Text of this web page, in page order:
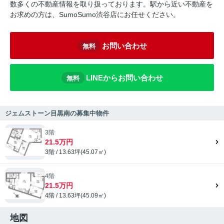
数多くの不動産情報を取り扱っております。駅から近い不動産を
お求めの方は、SumoSumo渋谷店にお任せください。
無料 お問い合わせ
無料 LINEからお問い合わせ
ジェムストーン目黒南の募集中物件
3階
21.5万円
3階 / 13.63坪(45.07㎡)
4階
21.5万円
4階 / 13.63坪(45.09㎡)
地図